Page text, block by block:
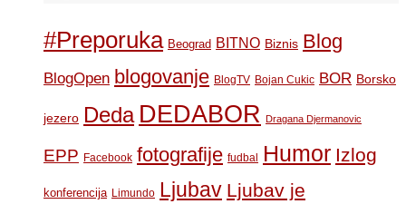
#Preporuka Beograd BITNO Biznis Blog
BlogOpen blogovanje BlogTV Bojan Cukic BOR Borsko
jezero Deda DEDABOR Dragana Djermanovic
EPP Facebook fotografije fudbal Humor Izlog
konferencija Limundo Ljubav Ljubav je